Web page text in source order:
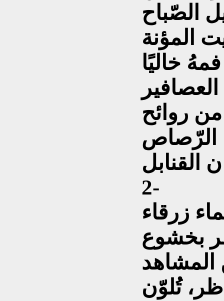
الصّباح
المؤنة
خاليًا
روائح
الرّصاص
2-
زرقاء
بخشوع
المشاهد
تُلوّن